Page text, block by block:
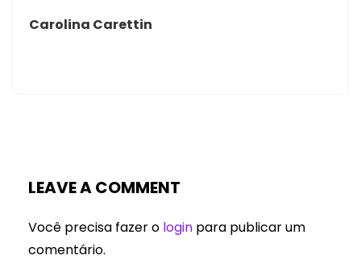
Carolina Carettin
LEAVE A COMMENT
Você precisa fazer o login para publicar um
comentário.